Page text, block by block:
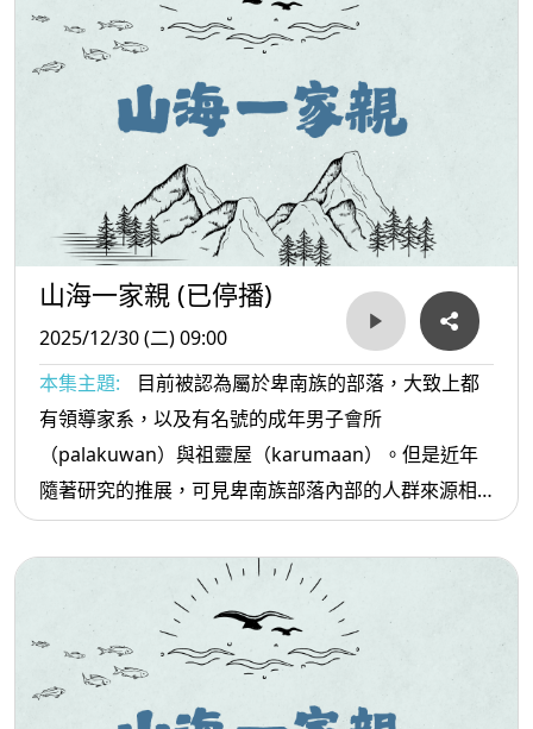
山海一家親 (已停播)
2025/12/30 (二) 09:00
本集主題:
目前被認為屬於卑南族的部落，大致上都
有領導家系，以及有名號的成年男子會所
（palakuwan）與祖靈屋（karumaan）。但是近年
隨著研究的推展，可見卑南族部落內部的人群來源相
當多元，而呈現出在語言與文化慣習上的差異。